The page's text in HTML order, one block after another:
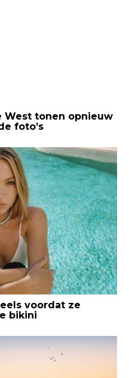
West tonen opnieuw
foto’s
voordat ze
bikini